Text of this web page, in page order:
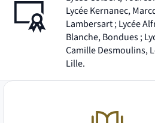
Lycée Kernanec,
Lambersart ; Lycée
Blanche, Bondues ;
Camille Desmoulins,
Lille.